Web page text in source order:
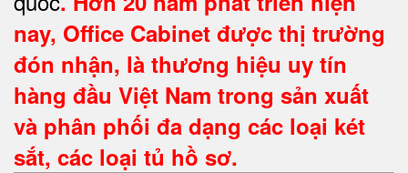
nay, Office Cabinet được thị trường
đón nhận, là thương hiệu uy tín
hàng đầu Việt Nam trong sản xuất
và phân phối đa dạng các loại két
sắt, các loại tủ hồ sơ.